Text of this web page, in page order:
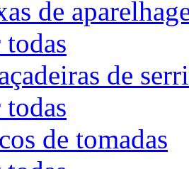
de
todas
de
todas
de tomadas